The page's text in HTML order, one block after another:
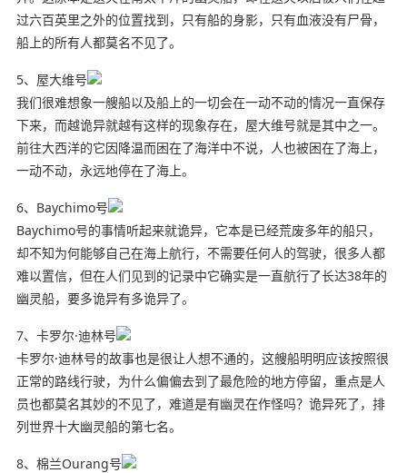
过六百英里之外的位置找到，只有船的身影，只有血液没有尸骨，
船上的所有人都莫名不见了。
5、屋大维号
我们很难想象一艘船以及船上的一切会在一动不动的情况一直保存
下来，而越诡异就越有这样的现象存在，屋大维号就是其中之一。
前往大西洋的它因降温而困在了海洋中不说，人也被困在了海上，
一动不动，永远地停在了海上。
6、Baychimo号
Baychimo号的事情听起来就诡异，它本是已经荒废多年的船只，
却不知为何能够自己在海上航行，不需要任何人的驾驶，很多人都
难以置信，但在人们见到的记录中它确实是一直航行了长达38年的
幽灵船，要多诡异有多诡异了。
7、卡罗尔·迪林号
卡罗尔·迪林号的故事也是很让人想不通的，这艘船明明应该按照很
正常的路线行驶，为什么偏偏去到了最危险的地方停留，重点是人
员也都莫名其妙的不见了，难道是有幽灵在作怪吗？诡异死了，排
列世界十大幽灵船的第七名。
8、棉兰Ourang号